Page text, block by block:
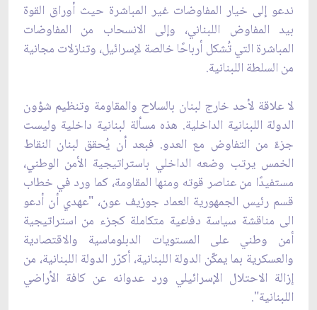
ندعو إلى خيار المفاوضات غير المباشرة حيث أوراق القوة
بيد المفاوض اللبناني، وإلى الانسحاب من المفاوضات
المباشرة التي تُشكل أرباحًا خالصة لإسرائيل، وتنازلات مجانية
من السلطة اللبنانية.
لا علاقة لأحد خارج لبنان بالسلاح والمقاومة وتنظيم شؤون
الدولة اللبنانية الداخلية. هذه مسألة لبنانية داخلية وليست
جزءً من التفاوض مع العدو. فبعد أن يُحقق لبنان النقاط
الخمس يرتب وضعه الداخلي باستراتيجية الأمن الوطني،
مستفيدًا من عناصر قوته ومنها المقاومة، كما ورد في خطاب
قسم رئيس الجمهورية العماد جوزيف عون، "عهدي أن أدعو
الى مناقشة سياسة دفاعية متكاملة كجزء من استراتيجية
أمن وطني على المستويات الدبلوماسية والاقتصادية
والعسكرية بما يمكّن الدولة اللبنانية، أكرّر الدولة اللبنانية، من
إزالة الاحتلال الإسرائيلي ورد عدوانه عن كافة الأراضي
اللبنانية".